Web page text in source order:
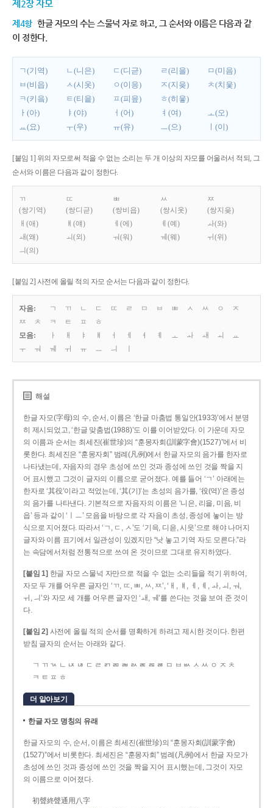
제2장 자모
제4항 한글 자모의 수는 스물넉 자로 하고, 그 순서와 이름은 다음과 같
이 정한다.
ㄱ(기역) ㄴ(니은) ㄷ(디귿) ㄹ(리을)
ㅁ(미음)
ㅂ(비읍)
ㅅ(시옷) ㅇ(이응) ㅈ(지읒)
ㅊ(치읓)
ㅋ(키읔)
ㅌ(티읕) ㅍ(피읖)
ㅎ(히읗)
ㅏ(아)
ㅑ(야) ㅓ(어) ㅕ(여)
ㅗ(오)
ㅛ(요)
ㅜ(우) ㅠ(유) ㅡ(으) ㅣ(이)
[붙임 1] 위의 자모로써 적을 수 없는 소리는 두 개 이상의 자모를 어울러서 적되, 그
순서와 이름은 다음과 같이 정한다.
ㄲ
(쌍기역)
ㄸ
(쌍디귿)
ㅃ
(쌍비읍)
ㅆ
(쌍시옷)
ㅉ
(쌍지읒)
ㅐ(애)
ㅒ(얘) ㅔ(에) ㅖ(예)
ㅘ(와)
ㅙ(왜)
ㅚ(외) ㅝ(워) ㅞ(웨)
ㅟ(위)
ㅢ(의)
[붙임 2] 사전에 올릴 적의 자모 순서는 다음과 같이 정한다.
자음: ㄱ ㄲ ㄴ ㄷ ㄸ ㄹ ㅁ ㅂ ㅃ ㅅ ㅆ ㅇ
ㅈ
ㅉ
ㅊ ㅋ ㅌ ㅍ
ㅎ
모음:
ㅏ ㅐ ㅑ ㅒ ㅓ ㅔ ㅕ ㅖ ㅗ ㅘ ㅙ ㅚ
ㅛ
ㅜ
ㅝ ㅞ ㅟ ㅠ ㅡ ㅢ
해설
한글 자모(字母)의 수, 순서, 이름은 ‘한글 마춤법 통일안(1933)’에서 분명
히 제시되었고, ‘한글 맞춤법(1988)’도 이를 이어받았다. 이 가운데 자모
의 이름과 순서는 최세진(崔世珍)의 “훈몽자회(訓蒙字會)(1527)”에서 비
롯한다. 최세진은 “훈몽자회” 범례(凡例)에서 한글 자모의 음가를 한자로
나타냈는데, 자음자의 경우 초성에 쓰인 것과 종성에 쓰인 것을 짝을 지
어 표시했고 그것이 글자의 이름으로 굳어졌다. 예를 들어 ‘ㄱ’ 아래에는
한자로 ‘其役’이라고 적었는데, ‘其(기)’는 초성의 음가를, ‘役(역)’은 종성
의 음가를 나타낸다. 기본적으로 자음자의 이름은 ‘니은, 리을, 미음, 비
읍’ 등과 같이 ‘ㅣㅡ’ 모음을 바탕으로 각 자음이 초성, 종성에 놓이는 방
식으로 지어졌다. 따라서 ‘ㄱ, ㄷ, ㅅ’도 ‘기윽, 디읃, 시읏’으로 해야 나머지
글자와 이름 표기에서 일관성이 있겠지만 “낫 놓고 기역 자도 모른다.”라
는 속담에서처럼 전통적으로 쓰여 온 것이므로 그대로 유지하였다.
[붙임 1] 한글 자모 스물넉 자만으로 적을 수 없는 소리들을 적기 위하여,
자모 두 개를 어우른 글자인 ‘ㄲ, ㄸ, ㅃ, ㅆ, ㅉ’, ‘ㅐ, ㅒ, ㅔ, ㅖ, ㅘ, ㅚ, ㅝ,
ㅟ, ㅢ’와 자모 세 개를 어우른 글자인 ‘ㅙ, ㅞ’를 쓴다는 것을 보여 준 것이
다.
[붙임 2] 사전에 올릴 적의 순서를 명확하게 하려고 제시한 것이다. 한편
받침 글자의 순서는 아래와 같다.
ㄱ ㄲ ㄳ ㄴ ㄵ ㄶ ㄷ ㄹ ㄺ ㄻ ㄼ ㄽ ㄾ ㄿ ㅀ ㅁ ㅂ ㅄ ㅅ ㅆ ㅇ ㅈ ㅊ
ㅋ ㅌ ㅍ ㅎ
더 알아보기
한글 자모 명칭의 유래
한글 자모의 수, 순서, 이름은 최세진(崔世珍)의 “훈몽자회(訓蒙字會)
(1527)”에서 비롯한다. 최세진은 “훈몽자회” 범례(凡例)에서 한글 자모가
초성에 쓰인 것과 종성에 쓰인 것을 짝을 지어 표시했는데, 그것이 자모
의 이름으로 이어졌다.
初聲終聲通用八字